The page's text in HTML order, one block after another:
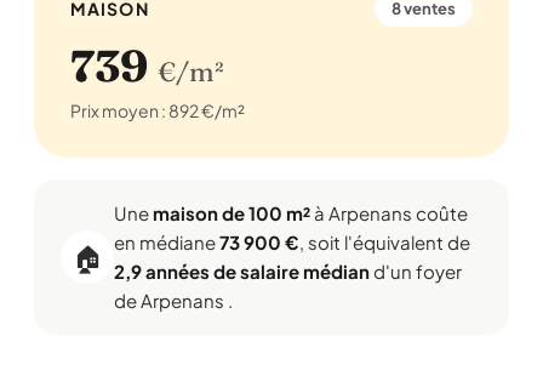
MAISON 8 ventes
739 €/m²
Prix moyen : 892 €/m²
🏠
Une maison de 100 m² à Arpenans coûte
en médiane73 900 €, soit l'équivalent de
2,9 années de salaire médiand'un foyer
de Arpenans .